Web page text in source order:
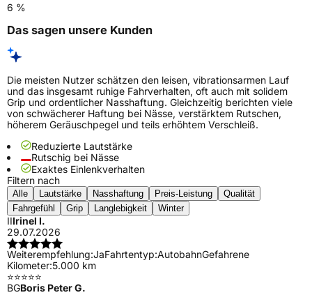
6 %
Das sagen unsere Kunden
Die meisten Nutzer schätzen den leisen, vibrationsarmen Lauf
und das insgesamt ruhige Fahrverhalten, oft auch mit solidem
Grip und ordentlicher Nasshaftung. Gleichzeitig berichten viele
von schwächerer Haftung bei Nässe, verstärktem Rutschen,
höherem Geräuschpegel und teils erhöhtem Verschleiß.
Reduzierte Lautstärke
Rutschig bei Nässe
Exaktes Einlenkverhalten
Filtern nach
Alle Lautstärke Nasshaftung Preis-Leistung
Qualität
Fahrgefühl
Grip Langlebigkeit Winter
IIIrinel I.
29.07.2026
Weiterempfehlung:JaFahrtentyp:AutobahnGefahrene
Kilometer:5.000 km
⭐️⭐️⭐️⭐️⭐️
BGBoris Peter G.